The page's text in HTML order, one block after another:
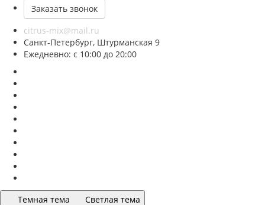
Заказать звонок
citrus-mix@mail.ru
Санкт-Петербург, Штурманская 9
Ежедневно: с 10:00 до 20:00
Темная тема
Светлая тема